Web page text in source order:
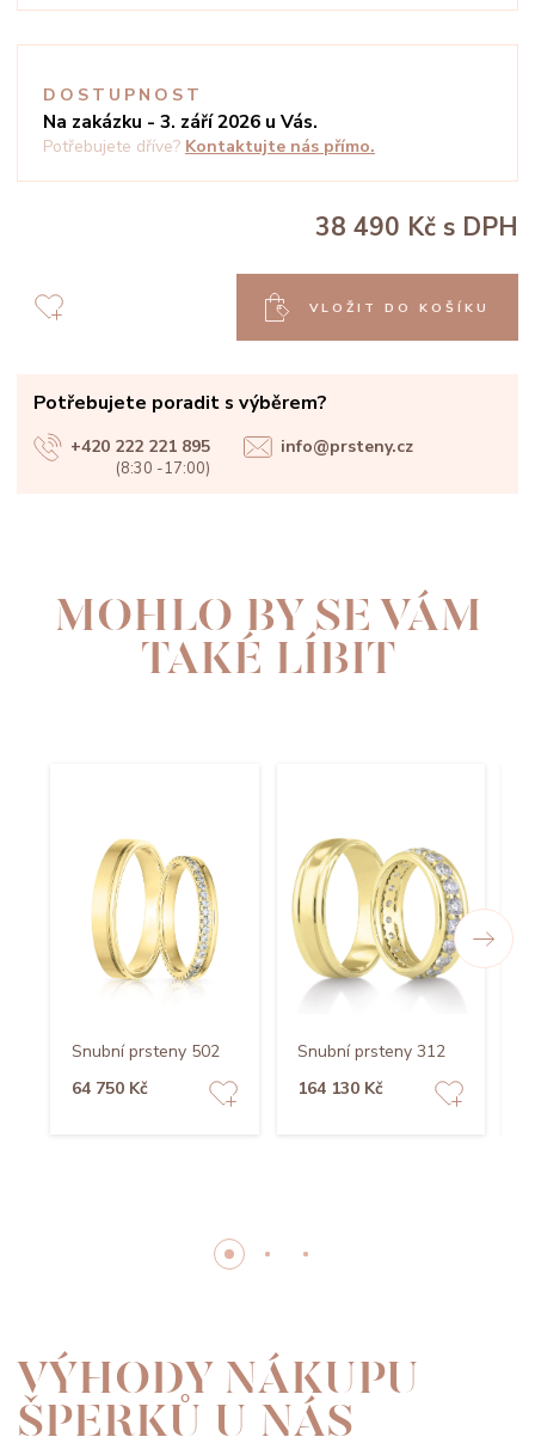
DOSTUPNOST
Na zakázku - 3. září 2026 u Vás.
Potřebujete dříve? Kontaktujte nás přímo.
38 490 Kč s DPH
VLOŽIT DO KOŠÍKU
Potřebujete poradit s výběrem?
+420 222 221 895
(8:30 -17:00)
info@prsteny.cz
MOHLO BY SE VÁM
TAKÉ LÍBIT
Snubní prsteny 502
64 750 Kč
Snubní prsteny 312
164 130 Kč
VÝHODY NÁKUPU
ŠPERKŮ U NÁS